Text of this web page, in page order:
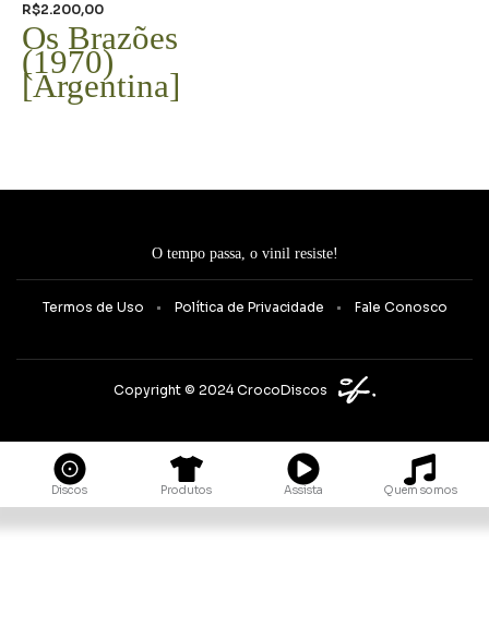
R$2.200,00
Os Brazões
(1970)
[Argentina]
O tempo passa, o vinil resiste!
Termos de Uso Política de Privacidade Fale Conosco
Copyright © 2024 CrocoDiscos
Discos Produtos Assista Quem somos